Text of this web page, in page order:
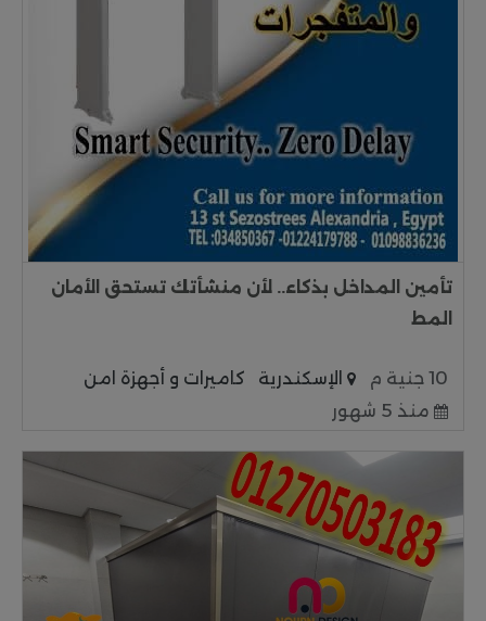
تأمين المداخل بذكاء.. لأن منشأتك تستحق الأمان
المط
10 جنية م الإسكندرية
كاميرات و أجهزة امن
منذ 5 شهور